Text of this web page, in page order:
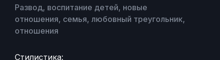
Развод, воспитание детей, новые
отношения, семья, любовный треугольник,
отношения
Стилистика: